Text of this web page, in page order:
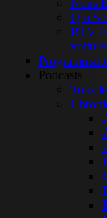
Nous
Qui
RTV
voiture
Podcasts
Tous